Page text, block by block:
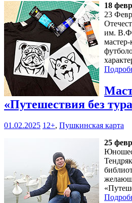
18
23
им. В.Ф.
«Путешествия без
01.02.2025 12+, Пушкинская карта
25